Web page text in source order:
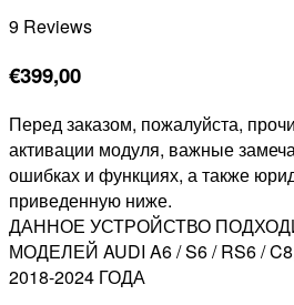
9 Reviews
€399,00
Перед заказом, пожалуйста,
активации модуля, важные
ошибках и функциях, а также
приведенную ниже.
ДАННОЕ УСТРОЙСТВО
МОДЕЛЕЙ AUDI A6 / S6 / RS6 /
2018-2024 ГОДА